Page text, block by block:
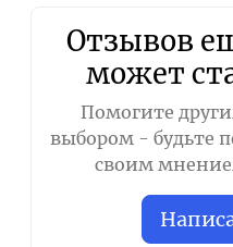
Отзывов
может
Помогите
выбором - будьте
своим